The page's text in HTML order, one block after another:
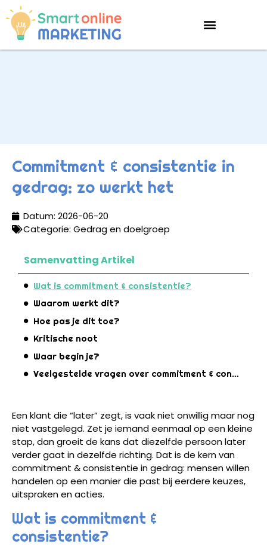
Commitment & consistentie in
gedrag: zo werkt het
Datum: 2026-06-20
Categorie: Gedrag en doelgroep
Samenvatting Artikel
Wat is commitment & consistentie?
Waarom werkt dit?
Hoe pas je dit toe?
Kritische noot
Waar begin je?
Veelgestelde vragen over commitment & consistentie in gedrag
Een klant die “later” zegt, is vaak niet onwillig maar nog
niet vastgelegd. Zet je iemand eenmaal op een kleine
stap, dan groeit de kans dat diezelfde persoon later
verder gaat in dezelfde richting. Dat is de kern van
commitment & consistentie in gedrag: mensen willen
handelen op een manier die past bij eerdere keuzes,
uitspraken en acties.
Wat is commitment &
consistentie?